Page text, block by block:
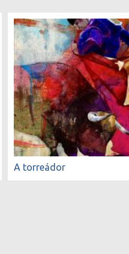
A torreádor